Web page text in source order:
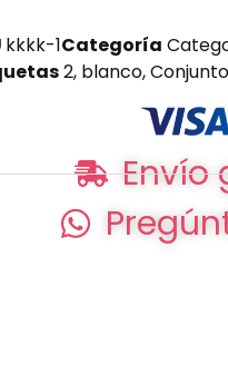
kkkk-1Categoría
2, blanco,Conjunto
Envío